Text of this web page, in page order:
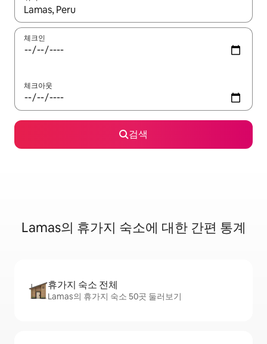
결과가 나오면 위·아래 화살표 키를 사용하거나 터치 또는 스와이
체크인
체크아웃
검색
Lamas의 휴가지 숙소에 대한 간편 통계
휴가지 숙소 전체
Lamas의 휴가지 숙소 50곳 둘러보기